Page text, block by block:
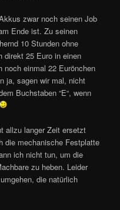
zwar noch seinen Job
Ende ist. Zu seinen
10 Stunden ohne
direkt 25 Euro in einen
einmal 22 Eurönchen
ja, sagen wir mal, nicht
Buchstaben “E“, wenn
allzu langer Zeit ersetzt
die mechanische Festplatte
ich nicht tun, um die
zu heben. Leider
die natürlich